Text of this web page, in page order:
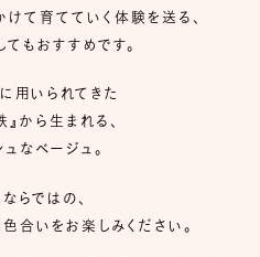
て育てていく体験を送る、
もおすすめです。
用いられてきた
』から生まれる、
ュなベージュ。
らではの、
合いをお楽しみください。